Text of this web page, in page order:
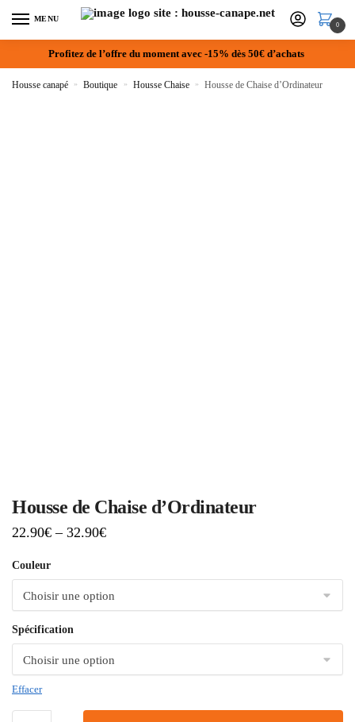
MENU
0
Profitez de l’offre du moment avec -15% dès 50€ d’achats
Housse canapé » Boutique » Housse Chaise » Housse de Chaise d’Ordinateur
Housse de Chaise d’Ordinateur
22.90€ – 32.90€
Couleur
Spécification
Effacer